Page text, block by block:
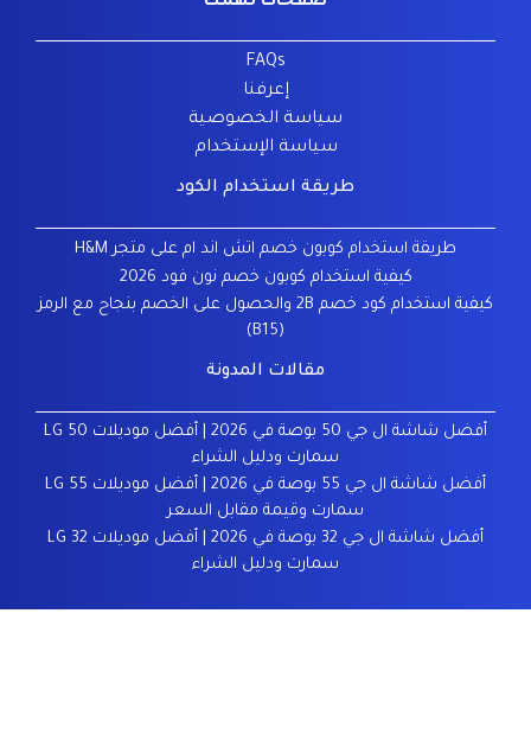
FAQs
إعرفنا
سياسة الخصوصية
سياسة الإستخدام
طريقة استخدام الكود
طريقة استخدام كوبون خصم اتش اند ام على متجر H&M
كيفية استخدام كوبون خصم نون فود 2026
كيفية استخدام كود خصم 2B والحصول على الخصم بنجاح مع الرمز
(B15)
مقالات المدونة
أفضل شاشة ال جي 50 بوصة في 2026 | أفضل موديلات LG 50
سمارت ودليل الشراء
أفضل شاشة ال جي 55 بوصة في 2026 | أفضل موديلات LG 55
سمارت وقيمة مقابل السعر
أفضل شاشة ال جي 32 بوصة في 2026 | أفضل موديلات LG 32
سمارت ودليل الشراء